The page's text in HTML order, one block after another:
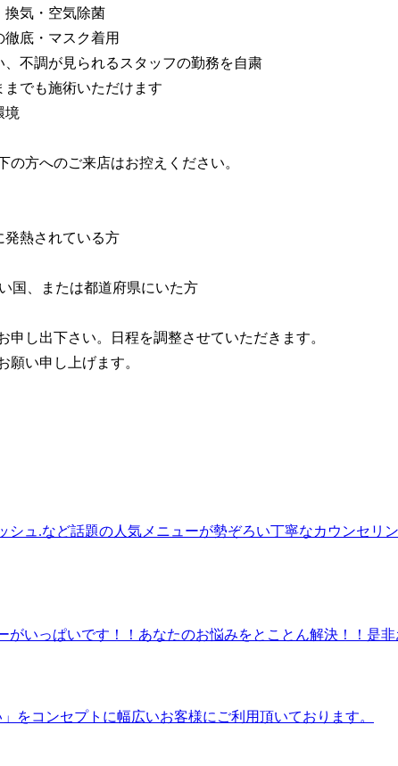
換気・空気除菌
底・マスク着用
不調が見られるスタッフの勤務を自粛
でも施術いただけます
境
の方へのご来店はお控えください。
発熱されている方
国、または都道府県にいた方
申し出下さい。日程を調整させていただきます。
願い申し上げます。
シュ.など話題の人気メニューが勢ぞろい丁寧なカウンセ
いっぱいです！！あなたのお悩みをとことん解決！！是
をコンセプトに幅広いお客様にご利用頂いております。